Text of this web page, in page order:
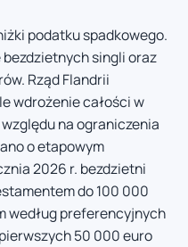
podatku spadkowego.
singli oraz
Rząd Flandrii
wdrożenie całości w
na ograniczenia
o etapowym
2026 r. bezdzietni
do 100 000
według preferencyjnych
50 000 euro